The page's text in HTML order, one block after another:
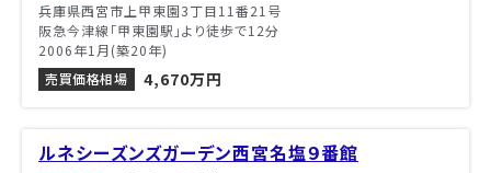
兵庫県西宮市上甲東園3丁目11番21号
阪急今津線「甲東園駅」より徒歩で12分
2006年1月(築20年)
売買価格相場
4,670万円
ルネシーズンズガーデン西宮名塩９番館